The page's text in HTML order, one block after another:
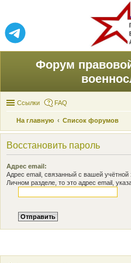
Форум
Ссылки FAQ
На главную
Список форумов
Восстановить пароль
Адрес email:
Адрес email, связанный с вашей
Личном разделе, то это адрес email,